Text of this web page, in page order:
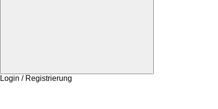
Login / Registrierung